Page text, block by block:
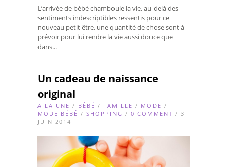
L’arrivée de bébé chamboule la vie, au-delà des
sentiments indescriptibles ressentis pour ce
nouveau petit être, une quantité de chose sont à
prévoir pour lui rendre la vie aussi douce que
dans...
Un cadeau de naissance
original
A LA UNE / BÉBÉ / FAMILLE / MODE /
MODE BÉBÉ / SHOPPING / 0 COMMENT / 3
JUIN 2014